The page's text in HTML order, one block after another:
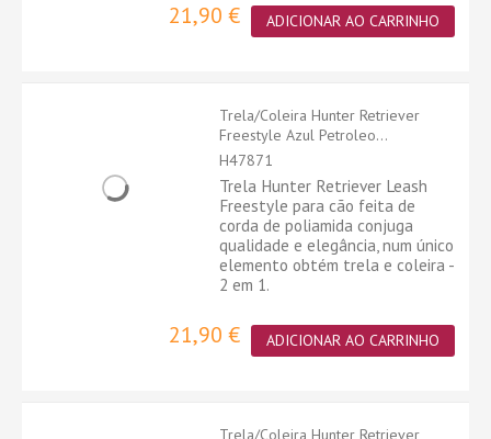
21,90 € ADICIONAR AO CARRINHO
Trela/Coleira Hunter Retriever
Freestyle Azul Petroleo...
H47871
Trela Hunter Retriever Leash
Freestyle para cão feita de
corda de poliamida conjuga
qualidade e elegância, num único
elemento obtém trela e coleira -
2 em 1.
21,90 € ADICIONAR AO CARRINHO
Trela/Coleira Hunter Retriever